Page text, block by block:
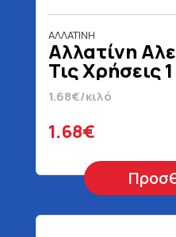
ΑΛΛΑΤΙΝΗ
Αλλατίνη
Τις Χρήσεις
1.68€/κιλό
1.68€